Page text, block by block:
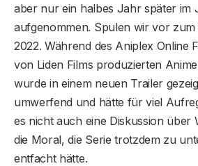
aber nur ein halbes Jahr später im
aufgenommen. Spulen wir vor zum
2022. Während des Aniplex Online
von Liden Films produzierten
wurde in einem neuen Trailer
umwerfend und hätte für viel
es nicht auch eine Diskussion über
die Moral, die Serie trotzdem zu
entfacht hätte.